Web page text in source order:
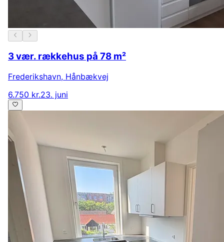
3 vær. rækkehus på 78 m²
Frederikshavn, Hånbækvej
6.750 kr.23. juni